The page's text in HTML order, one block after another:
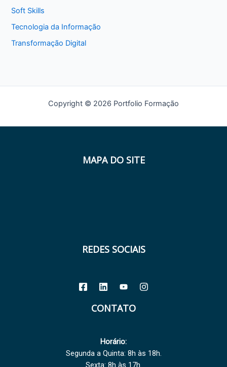
Soft Skills
Tecnologia da Informação
Transformação Digital
Copyright © 2026 Portfolio Formação
MAPA DO SITE
REDES SOCIAIS
CONTATO
Horário:
Segunda a Quinta: 8h às 18h.
Sexta: 8h às 17h.